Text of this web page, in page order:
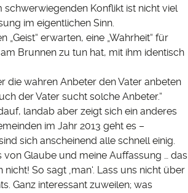
schwerwiegenden Konflikt ist nicht viel
im eigentlichen Sinn.
erwarten, eine „Wahrheit“ für
Brunnen zu tun hat, mit ihm identisch
die wahren Anbeter den Vater anbeten
der Vater sucht solche Anbeter.“
landab aber zeigt sich ein anderes
im Jahr 2013 geht es –
sich anscheinend alle schnell einig.
von Glaube und meine Auffassung … das
So sagt ‚man‘. Lass uns nicht über
Ganz interessant zuweilen; was